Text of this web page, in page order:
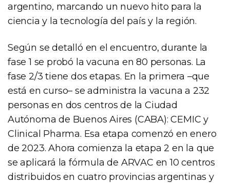
argentino, marcando un nuevo hito para la
ciencia y la tecnología del país y la región.
Según se detalló en el encuentro, durante la
fase 1 se probó la vacuna en 80 personas. La
fase 2/3 tiene dos etapas. En la primera –que
está en curso– se administra la vacuna a 232
personas en dos centros de la Ciudad
Autónoma de Buenos Aires (CABA): CEMIC y
Clinical Pharma. Esa etapa comenzó en enero
de 2023. Ahora comienza la etapa 2 en la que
se aplicará la fórmula de ARVAC en 10 centros
distribuidos en cuatro provincias argentinas y